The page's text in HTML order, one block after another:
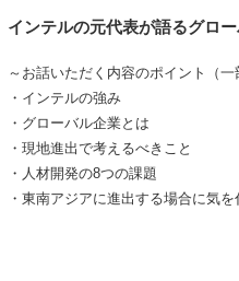
インテルの元代表が語るグロ
～お話いただく内容のポイント（一
・インテルの強み
・グローバル企業とは
・現地進出で考えるべきこと
・人材開発の8つの課題
・東南アジアに進出する場合に気